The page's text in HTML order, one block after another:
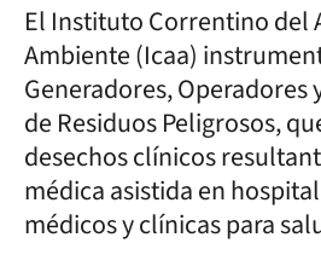
El Instituto Correntino del
Ambiente (Icaa)
Generadores, Operadores
de Residuos Peligrosos,
desechos clínicos
médica asistida en
médicos y clínicas para